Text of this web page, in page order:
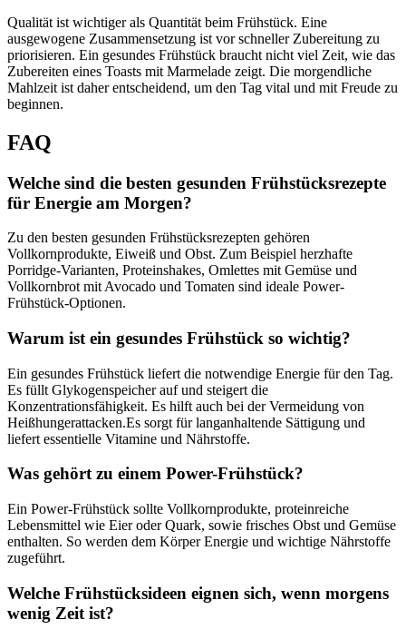
Qualität ist wichtiger als Quantität beim Frühstück. Eine
ausgewogene Zusammensetzung ist vor schneller Zubereitung zu
priorisieren. Ein gesundes Frühstück braucht nicht viel Zeit, wie das
Zubereiten eines Toasts mit Marmelade zeigt. Die morgendliche
Mahlzeit ist daher entscheidend, um den Tag vital und mit Freude zu
beginnen.
FAQ
Welche sind die besten gesunden Frühstücksrezepte
für Energie am Morgen?
Zu den besten gesunden Frühstücksrezepten gehören
Vollkornprodukte, Eiweiß und Obst. Zum Beispiel herzhafte
Porridge-Varianten, Proteinshakes, Omlettes mit Gemüse und
Vollkornbrot mit Avocado und Tomaten sind ideale Power-
Frühstück-Optionen.
Warum ist ein gesundes Frühstück so wichtig?
Ein gesundes Frühstück liefert die notwendige Energie für den Tag.
Es füllt Glykogenspeicher auf und steigert die
Konzentrationsfähigkeit. Es hilft auch bei der Vermeidung von
Heißhungerattacken.Es sorgt für langanhaltende Sättigung und
liefert essentielle Vitamine und Nährstoffe.
Was gehört zu einem Power-Frühstück?
Ein Power-Frühstück sollte Vollkornprodukte, proteinreiche
Lebensmittel wie Eier oder Quark, sowie frisches Obst und Gemüse
enthalten. So werden dem Körper Energie und wichtige Nährstoffe
zugeführt.
Welche Frühstücksideen eignen sich, wenn morgens
wenig Zeit ist?